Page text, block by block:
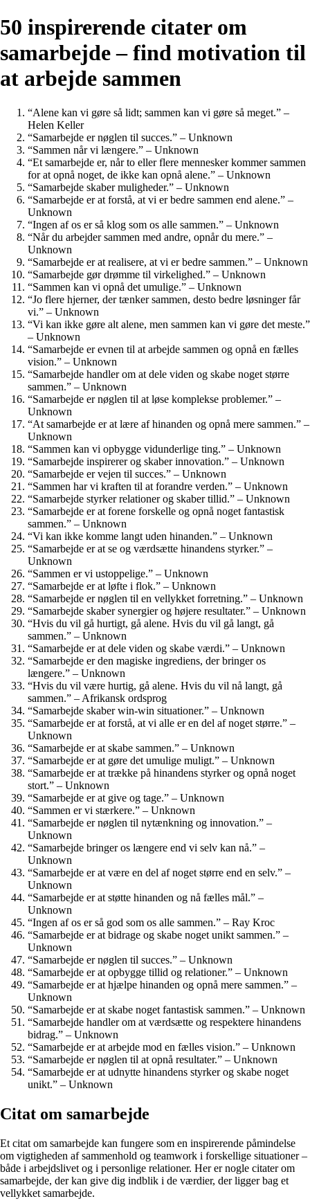
50 inspirerende citater om
samarbejde – find motivation til
at arbejde sammen
“Alene kan vi gøre så lidt; sammen kan vi gøre så meget.” –
Helen Keller
“Samarbejde er nøglen til succes.” – Unknown
“Sammen når vi længere.” – Unknown
“Et samarbejde er, når to eller flere mennesker kommer sammen
for at opnå noget, de ikke kan opnå alene.” – Unknown
“Samarbejde skaber muligheder.” – Unknown
“Samarbejde er at forstå, at vi er bedre sammen end alene.” –
Unknown
“Ingen af os er så klog som os alle sammen.” – Unknown
“Når du arbejder sammen med andre, opnår du mere.” –
Unknown
“Samarbejde er at realisere, at vi er bedre sammen.” – Unknown
“Samarbejde gør drømme til virkelighed.” – Unknown
“Sammen kan vi opnå det umulige.” – Unknown
“Jo flere hjerner, der tænker sammen, desto bedre løsninger får
vi.” – Unknown
“Vi kan ikke gøre alt alene, men sammen kan vi gøre det meste.”
– Unknown
“Samarbejde er evnen til at arbejde sammen og opnå en fælles
vision.” – Unknown
“Samarbejde handler om at dele viden og skabe noget større
sammen.” – Unknown
“Samarbejde er nøglen til at løse komplekse problemer.” –
Unknown
“At samarbejde er at lære af hinanden og opnå mere sammen.” –
Unknown
“Sammen kan vi opbygge vidunderlige ting.” – Unknown
“Samarbejde inspirerer og skaber innovation.” – Unknown
“Samarbejde er vejen til succes.” – Unknown
“Sammen har vi kraften til at forandre verden.” – Unknown
“Samarbejde styrker relationer og skaber tillid.” – Unknown
“Samarbejde er at forene forskelle og opnå noget fantastisk
sammen.” – Unknown
“Vi kan ikke komme langt uden hinanden.” – Unknown
“Samarbejde er at se og værdsætte hinandens styrker.” –
Unknown
“Sammen er vi ustoppelige.” – Unknown
“Samarbejde er at løfte i flok.” – Unknown
“Samarbejde er nøglen til en vellykket forretning.” – Unknown
“Samarbejde skaber synergier og højere resultater.” – Unknown
“Hvis du vil gå hurtigt, gå alene. Hvis du vil gå langt, gå
sammen.” – Unknown
“Samarbejde er at dele viden og skabe værdi.” – Unknown
“Samarbejde er den magiske ingrediens, der bringer os
længere.” – Unknown
“Hvis du vil være hurtig, gå alene. Hvis du vil nå langt, gå
sammen.” – Afrikansk ordsprog
“Samarbejde skaber win-win situationer.” – Unknown
“Samarbejde er at forstå, at vi alle er en del af noget større.” –
Unknown
“Samarbejde er at skabe sammen.” – Unknown
“Samarbejde er at gøre det umulige muligt.” – Unknown
“Samarbejde er at trække på hinandens styrker og opnå noget
stort.” – Unknown
“Samarbejde er at give og tage.” – Unknown
“Sammen er vi stærkere.” – Unknown
“Samarbejde er nøglen til nytænkning og innovation.” –
Unknown
“Samarbejde bringer os længere end vi selv kan nå.” –
Unknown
“Samarbejde er at være en del af noget større end en selv.” –
Unknown
“Samarbejde er at støtte hinanden og nå fælles mål.” –
Unknown
“Ingen af os er så god som os alle sammen.” – Ray Kroc
“Samarbejde er at bidrage og skabe noget unikt sammen.” –
Unknown
“Samarbejde er nøglen til succes.” – Unknown
“Samarbejde er at opbygge tillid og relationer.” – Unknown
“Samarbejde er at hjælpe hinanden og opnå mere sammen.” –
Unknown
“Samarbejde er at skabe noget fantastisk sammen.” – Unknown
“Samarbejde handler om at værdsætte og respektere hinandens
bidrag.” – Unknown
“Samarbejde er at arbejde mod en fælles vision.” – Unknown
“Samarbejde er nøglen til at opnå resultater.” – Unknown
“Samarbejde er at udnytte hinandens styrker og skabe noget
unikt.” – Unknown
Citat om samarbejde
Et citat om samarbejde kan fungere som en inspirerende påmindelse
om vigtigheden af sammenhold og teamwork i forskellige situationer –
både i arbejdslivet og i personlige relationer. Her er nogle citater om
samarbejde, der kan give dig indblik i de værdier, der ligger bag et
vellykket samarbejde.